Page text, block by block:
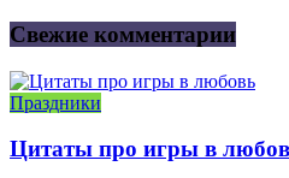
Свежие комментарии
Праздники
Цитаты про игры в